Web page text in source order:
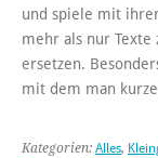
und spiele mit
mehr als nur Texte
ersetzen.
mit dem man
Kategorien: Alles,